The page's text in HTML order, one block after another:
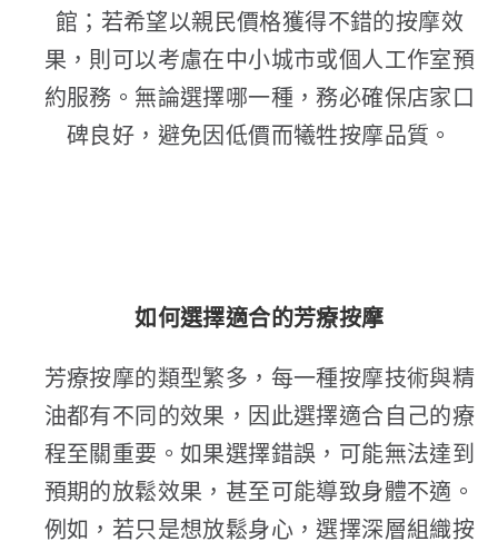
館；若希望以親民價格獲得不錯的按摩效
果，則可以考慮在中小城市或個人工作室預
約服務。無論選擇哪一種，務必確保店家口
碑良好，避免因低價而犧牲按摩品質。
如何選擇適合的芳療按摩
芳療按摩的類型繁多，每一種按摩技術與精
油都有不同的效果，因此選擇適合自己的療
程至關重要。如果選擇錯誤，可能無法達到
預期的放鬆效果，甚至可能導致身體不適。
例如，若只是想放鬆身心，選擇深層組織按